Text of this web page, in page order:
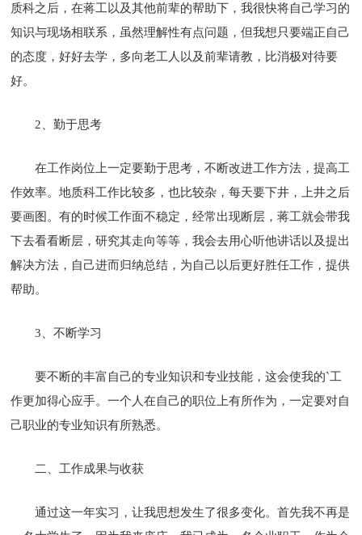
质科之后，在蒋工以及其他前辈的帮助下，我很快将自己学习的
知识与现场相联系，虽然理解性有点问题，但我想只要端正自己
的态度，好好去学，多向老工人以及前辈请教，比消极对待要
好。
2、勤于思考
在工作岗位上一定要勤于思考，不断改进工作方法，提高工
作效率。地质科工作比较多，也比较杂，每天要下井，上井之后
要画图。有的时候工作面不稳定，经常出现断层，蒋工就会带我
下去看看断层，研究其走向等等，我会去用心听他讲话以及提出
解决方法，自己进而归纳总结，为自己以后更好胜任工作，提供
帮助。
3、不断学习
要不断的丰富自己的专业知识和专业技能，这会使我的`工
作更加得心应手。一个人在自己的职位上有所作为，一定要对自
己职业的专业知识有所熟悉。
二、工作成果与收获
通过这一年实习，让我思想发生了很多变化。首先我不再是